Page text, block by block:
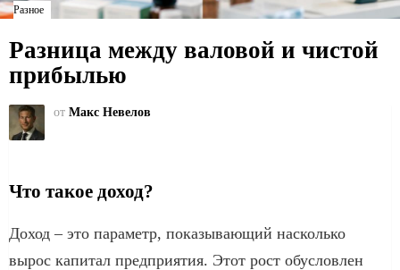
Разное
Разница между валовой и чистой
прибылью
от Макс Невелов
Что такое доход?
Доход – это параметр, показывающий насколько
вырос капитал предприятия. Этот рост обусловлен